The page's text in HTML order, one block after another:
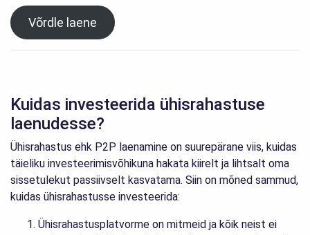
Võrdle laene
Kuidas investeerida ühisrahastuse
laenudesse?
Ühisrahastus ehk P2P laenamine on suurepärane viis, kuidas
täieliku investeerimisvõhikuna hakata kiirelt ja lihtsalt oma
sissetulekut passiivselt kasvatama. Siin on mõned sammud,
kuidas ühisrahastusse investeerida:
Ühisrahastusplatvorme on mitmeid ja kõik neist ei